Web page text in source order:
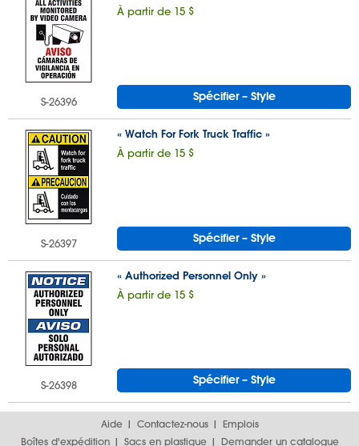
À partir de 15 $
S-26396 Spécifier – Style
« Watch For Fork Truck Traffic »
À partir de 15 $
S-26397 Spécifier – Style
« Authorized Personnel Only »
À partir de 15 $
S-26398 Spécifier – Style
Aide Contactez-nous
Emplois
Boîtes d'expédition
Sacs en plastique Demander un catalogue